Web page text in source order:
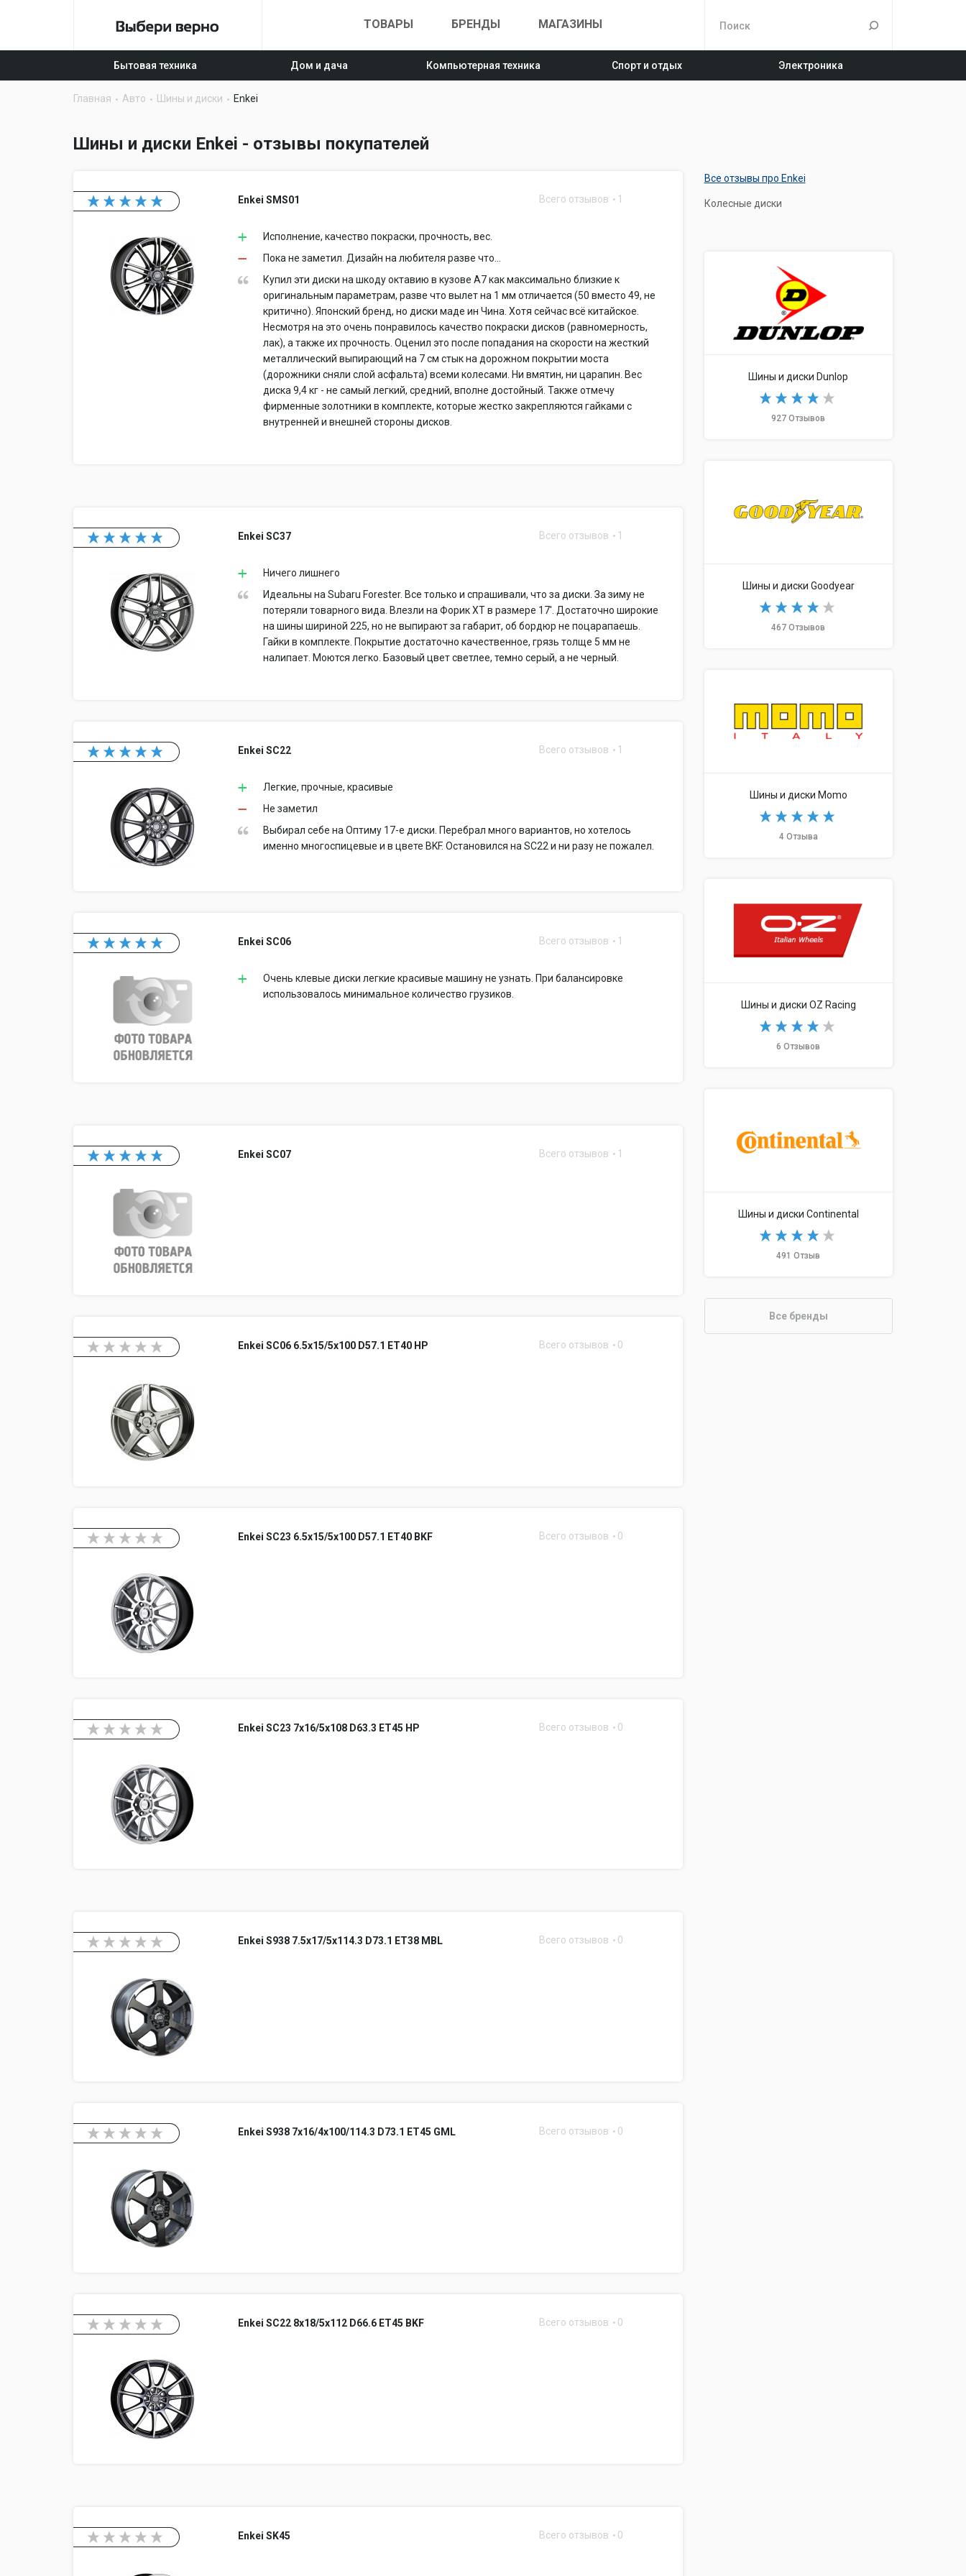
ТОВАРЫ БРЕНДЫ МАГАЗИНЫ
Бытовая техника Дом и дача Компьютерная техника Спорт и отдых Электроника
Главная Авто Шины и диски Enkei
Шины и диски Enkei - отзывы покупателей
Enkei SMS01 Всего отзывов 1
Исполнение, качество покраски, прочность, вес.
Пока не заметил. Дизайн на любителя разве что...
Купил эти диски на шкоду октавию в кузове А7 как максимально близкие к
оригинальным параметрам, разве что вылет на 1 мм отличается (50 вместо 49, не
критично). Японский бренд, но диски маде ин Чина. Хотя сейчас всё китайское.
Несмотря на это очень понравилось качество покраски дисков (равномерность,
лак), а также их прочность. Оценил это после попадания на скорости на жесткий
металлический выпирающий на 7 см стык на дорожном покрытии моста
(дорожники сняли слой асфальта) всеми колесами. Ни вмятин, ни царапин. Вес
диска 9,4 кг - не самый легкий, средний, вполне достойный. Также отмечу
фирменные золотники в комплекте, которые жестко закрепляются гайками с
внутренней и внешней стороны дисков.
Enkei SC37 Всего отзывов 1
Ничего лишнего
Идеальны на Subaru Forester. Все только и спрашивали, что за диски. За зиму не
потеряли товарного вида. Влезли на Форик XT в размере 17'. Достаточно широкие
на шины шириной 225, но не выпирают за габарит, об бордюр не поцарапаешь.
Гайки в комплекте. Покрытие достаточно качественное, грязь толще 5 мм не
налипает. Моются легко. Базовый цвет светлее, темно серый, а не черный.
Enkei SC22 Всего отзывов 1
Легкие, прочные, красивые
Не заметил
Выбирал себе на Оптиму 17-е диски. Перебрал много вариантов, но хотелось
именно многоспицевые и в цвете BKF. Остановился на SC22 и ни разу не пожалел.
Enkei SC06 Всего отзывов 1
Очень клевые диски легкие красивые машину не узнать. При балансировке
использовалось минимальное количество грузиков.
Enkei SC07 Всего отзывов 1
Enkei SC06 6.5x15/5x100 D57.1 ET40 HP Всего отзывов 0
Enkei SC23 6.5x15/5x100 D57.1 ET40 BKF Всего отзывов 0
Enkei SC23 7x16/5x108 D63.3 ET45 HP Всего отзывов 0
Enkei S938 7.5x17/5x114.3 D73.1 ET38 MBL Всего отзывов 0
Enkei S938 7x16/4x100/114.3 D73.1 ET45 GML Всего отзывов 0
Enkei SC22 8x18/5x112 D66.6 ET45 BKF Всего отзывов 0
Enkei SK45 Всего отзывов 0
Все отзывы про Enkei
Колесные диски
Шины и диски Dunlop
927 Отзывов
Шины и диски Goodyear
467 Отзывов
Шины и диски Momo
4 Отзыва
Шины и диски OZ Racing
6 Отзывов
Шины и диски Continental
491 Отзыв
Все бренды